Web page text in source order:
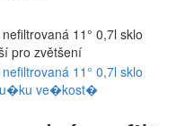
pro zvětšení
ve�kost�